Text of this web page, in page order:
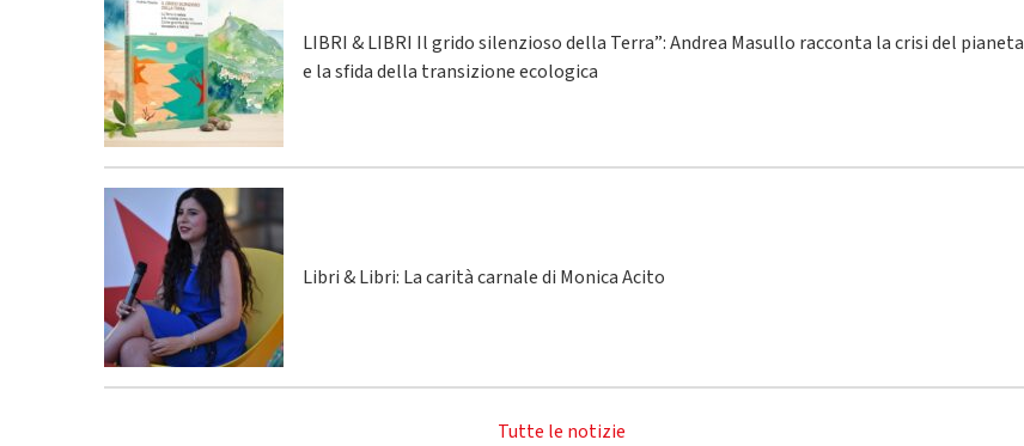
LIBRI & LIBRI Il grido silenzioso della Terra”: Andrea Masullo racconta la crisi del pianeta
e la sfida della transizione ecologica
Libri & Libri: La carità carnale di Monica Acito
Tutte le notizie